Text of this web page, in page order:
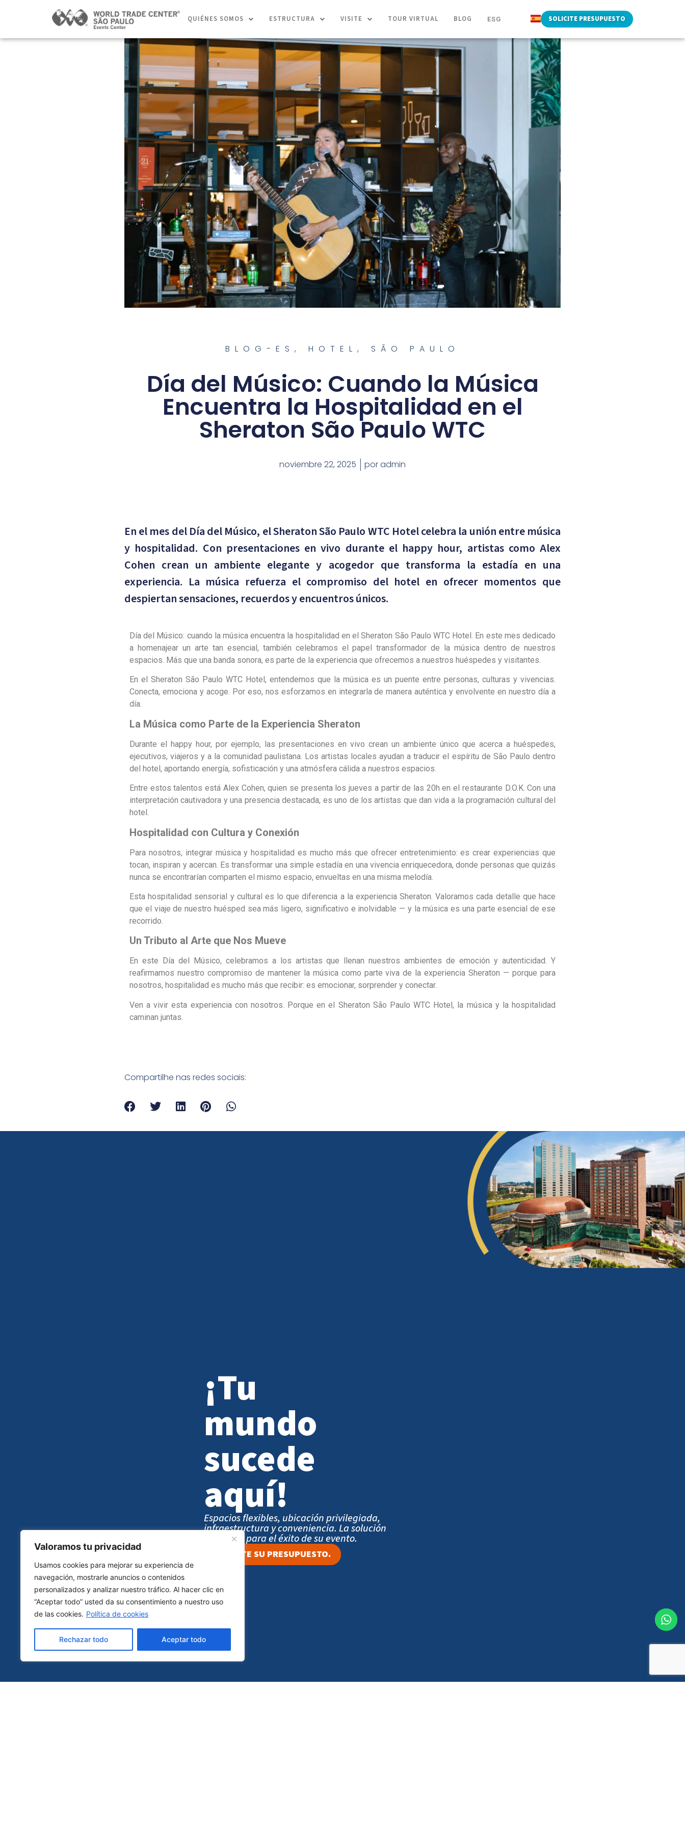
Valoramos tu privacidad
Usamos cookies para mejorar su experiencia de
navegación, mostrarle anuncios o contenidos
personalizados y analizar nuestro tráfico. Al hacer clic en
“Aceptar todo” usted da su consentimiento a nuestro uso
de las cookies. Política de cookies
Rechazar todo Aceptar todo
QUIÉNES SOMOS ESTRUCTURA VISITE TOUR VIRTUAL BLOG ESG SOLICITE PRESUPUESTO
BLOG-ES , HOTEL , SÃO PAULO
Día del Músico: Cuando la Música
Encuentra la Hospitalidad en el
Sheraton São Paulo WTC
noviembre 22, 2025 poradmin
En el mes del Día del Músico, el Sheraton São Paulo WTC Hotel celebra la unión entre música
y hospitalidad. Con presentaciones en vivo durante el happy hour, artistas como Alex
Cohen crean un ambiente elegante y acogedor que transforma la estadía en una
experiencia. La música refuerza el compromiso del hotel en ofrecer momentos que
despiertan sensaciones, recuerdos y encuentros únicos.
Día del Músico: cuando la música encuentra la hospitalidad en el Sheraton São Paulo WTC Hotel. En este mes dedicado
a homenajear un arte tan esencial, también celebramos el papel transformador de la música dentro de nuestros
espacios. Más que una banda sonora, es parte de la experiencia que ofrecemos a nuestros huéspedes y visitantes.
En el Sheraton São Paulo WTC Hotel, entendemos que la música es un puente entre personas, culturas y vivencias.
Conecta, emociona y acoge. Por eso, nos esforzamos en integrarla de manera auténtica y envolvente en nuestro día a
día.
La Música como Parte de la Experiencia Sheraton
Durante el happy hour, por ejemplo, las presentaciones en vivo crean un ambiente único que acerca a huéspedes,
ejecutivos, viajeros y a la comunidad paulistana. Los artistas locales ayudan a traducir el espíritu de São Paulo dentro
del hotel, aportando energía, sofisticación y una atmósfera cálida a nuestros espacios.
Entre estos talentos está Alex Cohen, quien se presenta los jueves a partir de las 20h en el restaurante D.O.K. Con una
interpretación cautivadora y una presencia destacada, es uno de los artistas que dan vida a la programación cultural del
hotel.
Hospitalidad con Cultura y Conexión
Para nosotros, integrar música y hospitalidad es mucho más que ofrecer entretenimiento: es crear experiencias que
tocan, inspiran y acercan. Es transformar una simple estadía en una vivencia enriquecedora, donde personas que quizás
nunca se encontrarían comparten el mismo espacio, envueltas en una misma melodía.
Esta hospitalidad sensorial y cultural es lo que diferencia a la experiencia Sheraton. Valoramos cada detalle que hace
que el viaje de nuestro huésped sea más ligero, significativo e inolvidable — y la música es una parte esencial de ese
recorrido.
Un Tributo al Arte que Nos Mueve
En este Día del Músico, celebramos a los artistas que llenan nuestros ambientes de emoción y autenticidad. Y
reafirmamos nuestro compromiso de mantener la música como parte viva de la experiencia Sheraton — porque para
nosotros, hospitalidad es mucho más que recibir: es emocionar, sorprender y conectar.
Ven a vivir esta experiencia con nosotros. Porque en el Sheraton São Paulo WTC Hotel, la música y la hospitalidad
caminan juntas.
Compartilhe nas redes sociais:
¡Tu
mundo
sucede
aquí!
Espacios flexibles, ubicación privilegiada,
infraestructura y conveniencia. La solución
completa para el éxito de su evento.
SOLICITE SU PRESUPUESTO.